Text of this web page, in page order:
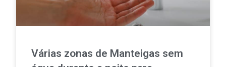
Várias zonas de Manteigas sem